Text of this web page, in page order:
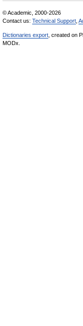
© Academic, 2000-2026
Contact us: Technical Support
Dictionaries export , created on
MODx.